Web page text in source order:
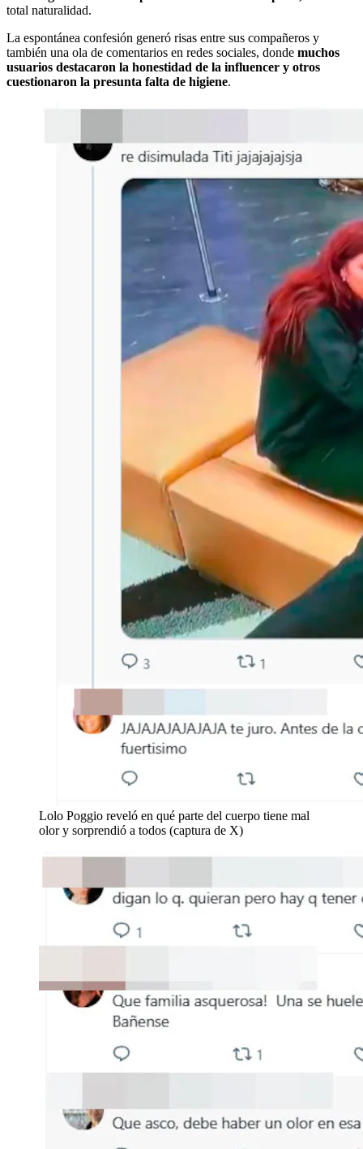
total naturalidad.
La espontánea confesión generó risas entre sus compañeros y
también una ola de comentarios en redes sociales, donde muchos
usuarios destacaron la honestidad de la influencer y otros
cuestionaron la presunta falta de higiene.
Lolo Poggio reveló en qué parte del cuerpo tiene mal
olor y sorprendió a todos (captura de X)